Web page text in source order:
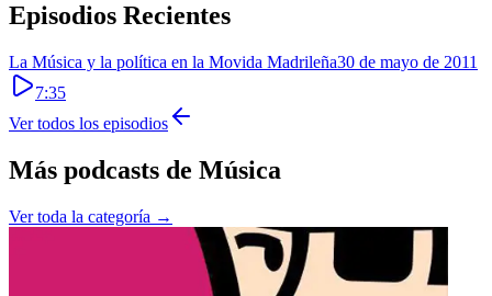
Episodios Recientes
La Música y la política en la Movida Madrileña30 de mayo de 2011
7:35
Ver todos los episodios
Más podcasts de Música
Ver toda la categoría →